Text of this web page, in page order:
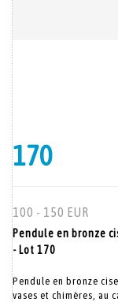
170
100 - 150 EUR
Pendule en bronze
- Lot 170
Pendule en bronze
vases et chimères, au